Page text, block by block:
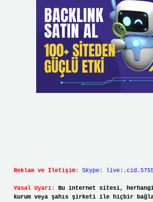
Reklam ve İletişim: Skype:
Yasal Uyarı:
Bu internet sitesi,
kurum veya şahıs şirketi ile hiçbir